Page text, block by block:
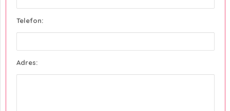
Telefon:
Adres: